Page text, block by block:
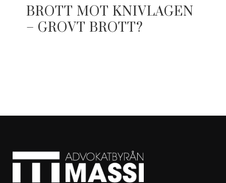
BROTT MOT KNIVLAGEN
– GROVT BROTT?